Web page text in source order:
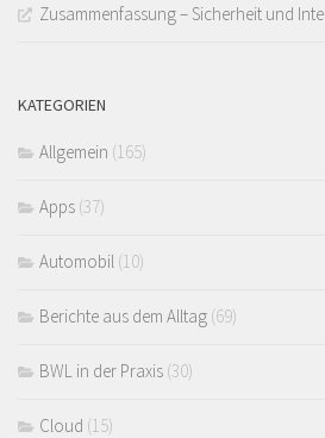
Zusammenfassung – Sicherheit und
KATEGORIEN
Allgemein (165)
Apps (37)
Automobil (10)
Berichte aus dem Alltag (69)
BWL in der Praxis (30)
Cloud (15)